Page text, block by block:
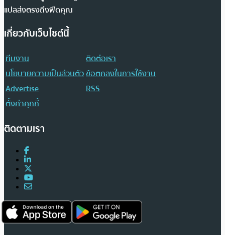
แปลส่งตรงถึงฟีดคุณ
เกี่ยวกับเว็บไซต์นี้
ทีมงาน
ติดต่อเรา
นโยบายความเป็นส่วนตัวข้อตกลงในการใช้งาน
Advertise
RSS
ตั้งค่าคุกกี้
ติดตามเรา